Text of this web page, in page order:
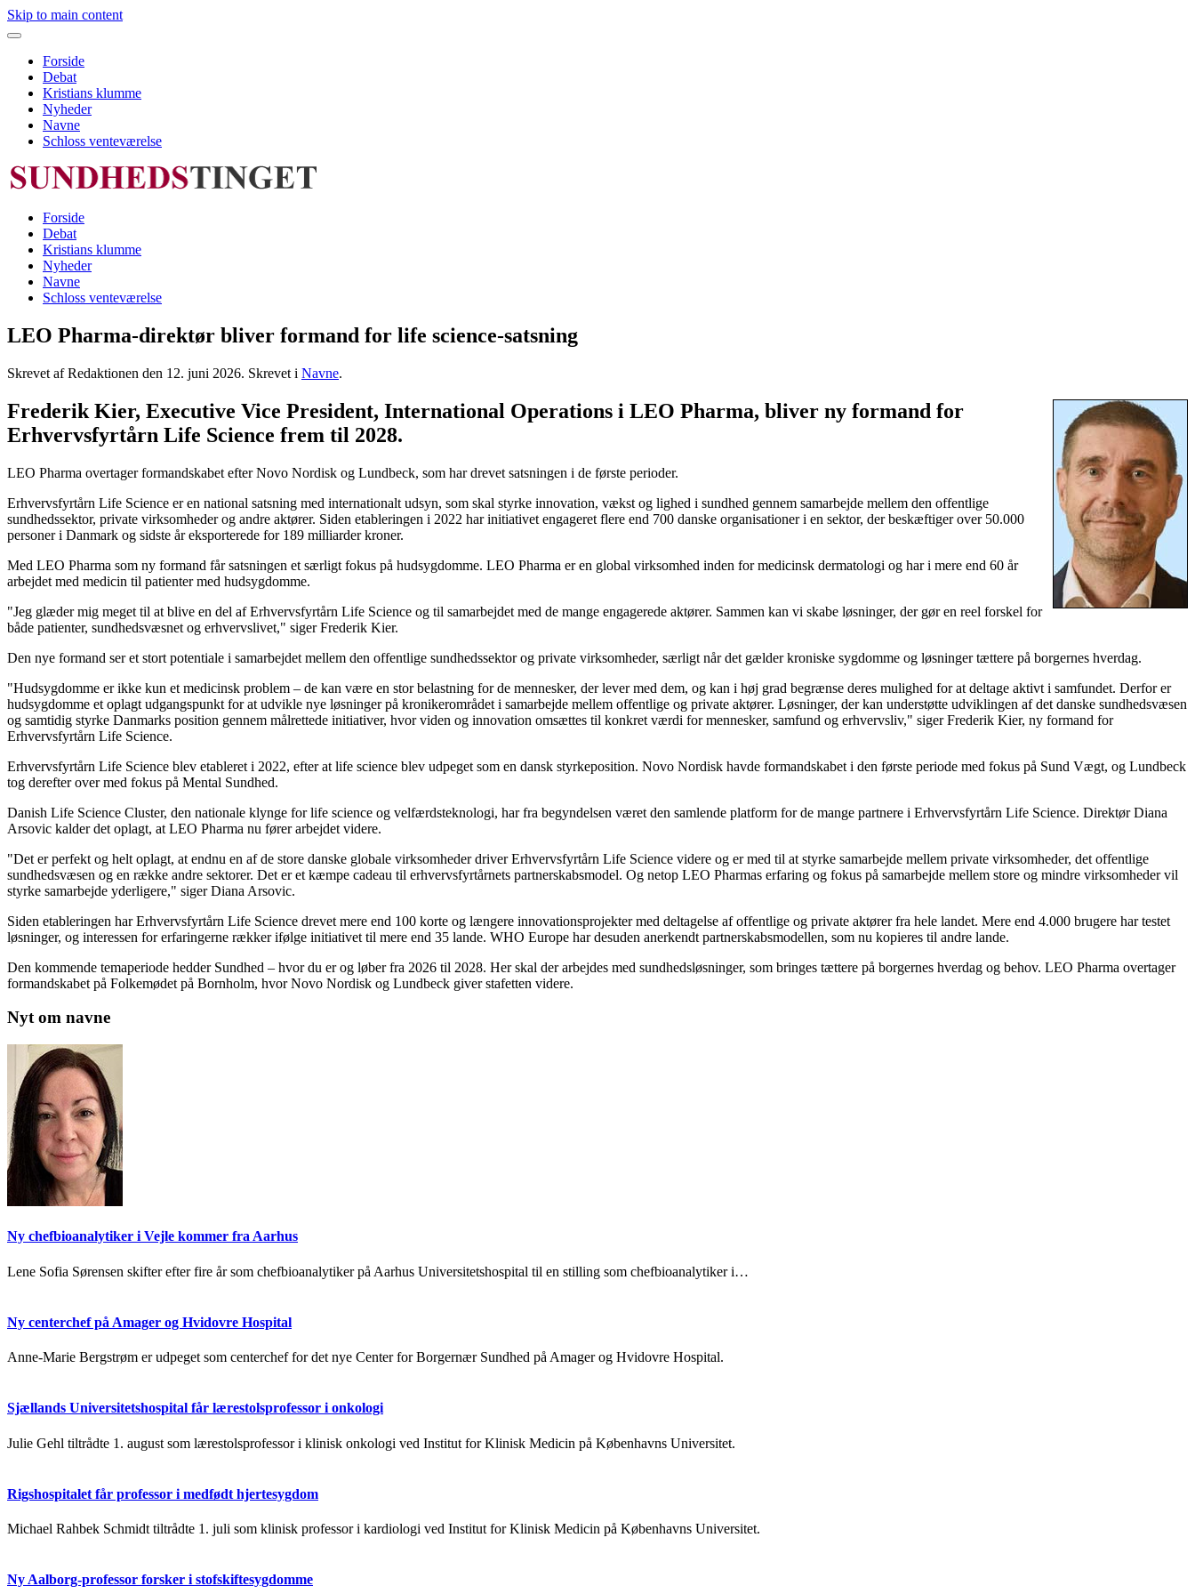
Skip to main content
Forside
Debat
Kristians klumme
Nyheder
Navne
Schloss venteværelse
Forside
Debat
Kristians klumme
Nyheder
Navne
Schloss venteværelse
LEO Pharma-direktør bliver formand for life science-satsning
Skrevet af Redaktionen den 12. juni 2026. Skrevet i Navne.
Frederik Kier, Executive Vice President, International Operations i LEO Pharma, bliver ny formand for
Erhvervsfyrtårn Life Science frem til 2028.
LEO Pharma overtager formandskabet efter Novo Nordisk og Lundbeck, som har drevet satsningen i de første perioder.
Erhvervsfyrtårn Life Science er en national satsning med internationalt udsyn, som skal styrke innovation, vækst og lighed i sundhed gennem samarbejde mellem den offentlige
sundhedssektor, private virksomheder og andre aktører. Siden etableringen i 2022 har initiativet engageret flere end 700 danske organisationer i en sektor, der beskæftiger over 50.000
personer i Danmark og sidste år eksporterede for 189 milliarder kroner.
Med LEO Pharma som ny formand får satsningen et særligt fokus på hudsygdomme. LEO Pharma er en global virksomhed inden for medicinsk dermatologi og har i mere end 60 år
arbejdet med medicin til patienter med hudsygdomme.
"Jeg glæder mig meget til at blive en del af Erhvervsfyrtårn Life Science og til samarbejdet med de mange engagerede aktører. Sammen kan vi skabe løsninger, der gør en reel forskel for
både patienter, sundhedsvæsnet og erhvervslivet," siger Frederik Kier.
Den nye formand ser et stort potentiale i samarbejdet mellem den offentlige sundhedssektor og private virksomheder, særligt når det gælder kroniske sygdomme og løsninger tættere på borgernes hverdag.
"Hudsygdomme er ikke kun et medicinsk problem – de kan være en stor belastning for de mennesker, der lever med dem, og kan i høj grad begrænse deres mulighed for at deltage aktivt i samfundet. Derfor er
hudsygdomme et oplagt udgangspunkt for at udvikle nye løsninger på kronikerområdet i samarbejde mellem offentlige og private aktører. Løsninger, der kan understøtte udviklingen af det danske sundhedsvæsen
og samtidig styrke Danmarks position gennem målrettede initiativer, hvor viden og innovation omsættes til konkret værdi for mennesker, samfund og erhvervsliv," siger Frederik Kier, ny formand for
Erhvervsfyrtårn Life Science.
Erhvervsfyrtårn Life Science blev etableret i 2022, efter at life science blev udpeget som en dansk styrkeposition. Novo Nordisk havde formandskabet i den første periode med fokus på Sund Vægt, og Lundbeck
tog derefter over med fokus på Mental Sundhed.
Danish Life Science Cluster, den nationale klynge for life science og velfærdsteknologi, har fra begyndelsen været den samlende platform for de mange partnere i Erhvervsfyrtårn Life Science. Direktør Diana
Arsovic kalder det oplagt, at LEO Pharma nu fører arbejdet videre.
"Det er perfekt og helt oplagt, at endnu en af de store danske globale virksomheder driver Erhvervsfyrtårn Life Science videre og er med til at styrke samarbejde mellem private virksomheder, det offentlige
sundhedsvæsen og en række andre sektorer. Det er et kæmpe cadeau til erhvervsfyrtårnets partnerskabsmodel. Og netop LEO Pharmas erfaring og fokus på samarbejde mellem store og mindre virksomheder vil
styrke samarbejde yderligere," siger Diana Arsovic.
Siden etableringen har Erhvervsfyrtårn Life Science drevet mere end 100 korte og længere innovationsprojekter med deltagelse af offentlige og private aktører fra hele landet. Mere end 4.000 brugere har testet
løsninger, og interessen for erfaringerne rækker ifølge initiativet til mere end 35 lande. WHO Europe har desuden anerkendt partnerskabsmodellen, som nu kopieres til andre lande.
Den kommende temaperiode hedder Sundhed – hvor du er og løber fra 2026 til 2028. Her skal der arbejdes med sundhedsløsninger, som bringes tættere på borgernes hverdag og behov. LEO Pharma overtager
formandskabet på Folkemødet på Bornholm, hvor Novo Nordisk og Lundbeck giver stafetten videre.
Nyt om navne
Ny chefbioanalytiker i Vejle kommer fra Aarhus
Lene Sofia Sørensen skifter efter fire år som chefbioanalytiker på Aarhus Universitetshospital til en stilling som chefbioanalytiker i…
Ny centerchef på Amager og Hvidovre Hospital
Anne-Marie Bergstrøm er udpeget som centerchef for det nye Center for Borgernær Sundhed på Amager og Hvidovre Hospital.
Sjællands Universitetshospital får lærestolsprofessor i onkologi
Julie Gehl tiltrådte 1. august som lærestolsprofessor i klinisk onkologi ved Institut for Klinisk Medicin på Københavns Universitet.
Rigshospitalet får professor i medfødt hjertesygdom
Michael Rahbek Schmidt tiltrådte 1. juli som klinisk professor i kardiologi ved Institut for Klinisk Medicin på Københavns Universitet.
Ny Aalborg-professor forsker i stofskiftesygdomme